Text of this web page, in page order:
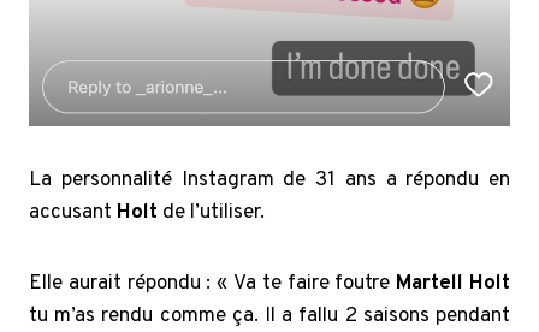
La personnalité Instagram de 31 ans a répondu en
accusant Holt de l’utiliser.
Elle aurait répondu : « Va te faire foutre Martell Holt
tu m’as rendu comme ça. Il a fallu 2 saisons pendant